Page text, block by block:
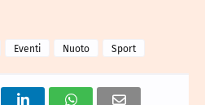
Eventi Nuoto Sport